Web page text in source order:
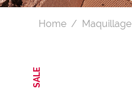
Home Maquillage
SALE